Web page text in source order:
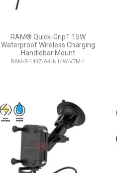
RAM® Quick-GripT 15W
Waterproof Wireless Charging
Handlebar Mount
RAM-B-149Z-A-UN14W-V7M-1